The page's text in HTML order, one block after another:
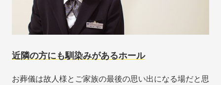
近隣の方にも馴染みがあるホール
お葬儀は故人様とご家族の最後の思い出になる場だと思